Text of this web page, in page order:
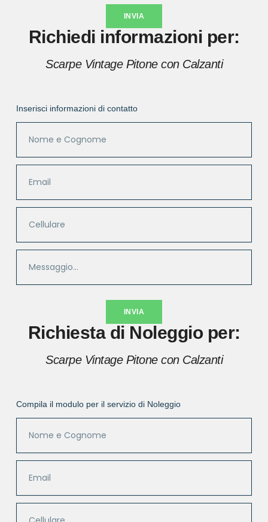
INVIA
Richiedi informazioni per:
Scarpe Vintage Pitone con Calzanti
Inserisci informazioni di contatto
INVIA
Richiesta di Noleggio per:
Scarpe Vintage Pitone con Calzanti
Compila il modulo per il servizio di Noleggio